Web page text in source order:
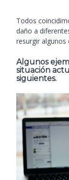
Todos
daño a
resurgir algunos
Algunos
situación
siguientes.